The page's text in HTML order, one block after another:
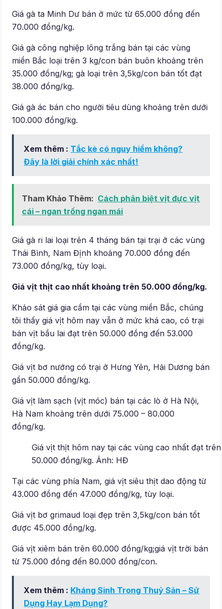
Giá gà ta Minh Dư bán ở mức từ 65.000 đồng đến
70.000 đồng/kg.
Giá gà công nghiệp lông trắng bán tại các vùng
miền Bắc loại trên 3 kg/con bán buôn khoảng trên
35.000 đồng/kg; gà loại trên 3,5kg/con bán tốt đạt
38.000 đồng/kg.
Giá gà ác bán cho người tiêu dùng khoảng trên dưới
100.000 đồng/kg.
Xem thêm : Tắc kè có nguy hiểm không?
Đây là lời giải chính xác nhất!
Tham Khảo Thêm: Cách phân biệt vịt đực vịt
cái – ngan trống ngan mái
Giá gà ri lai loại trên 4 tháng bán tại trại ở các vùng
Thái Bình, Nam Định khoảng 70.000 đồng đến
73.000 đồng/kg, tùy loại.
Giá vịt thịt cao nhất khoảng trên 50.000 đồng/kg.
Khảo sát giá gia cầm tại các vùng miền Bắc, chúng
tôi thấy giá vịt hôm nay vẫn ở mức khá cao, có trại
bán vịt bầu lai đạt trên 50.000 đồng đến 53.000
đồng/kg.
Giá vịt bơ nướng có trại ở Hưng Yên, Hải Dương bán
gần 50.000 đồng/kg.
Giá vịt làm sạch (vịt móc) bán tại các lò ở Hà Nội,
Hà Nam khoảng trên dưới 75.000 – 80.000
đồng/kg.
Giá vịt thịt hôm nay tại các vùng cao nhất đạt trên
50.000 đồng/kg. Ảnh: HĐ
Tại các vùng phía Nam, giá vịt siêu thịt dao động từ
43.000 đồng đến 47.000 đồng/kg, tùy loại.
Giá vịt bơ grimaud loại đẹp trên 3,5kg/con bán tốt
được 45.000 đồng/kg.
Giá vịt xiêm bán trên 60.000 đồng/kg;giá vịt trời bán
từ 75.000 đồng đến 80.000 đồng/con.
Xem thêm : Kháng Sinh Trong Thuỷ Sản – Sử
Dụng Hay Lạm Dụng?